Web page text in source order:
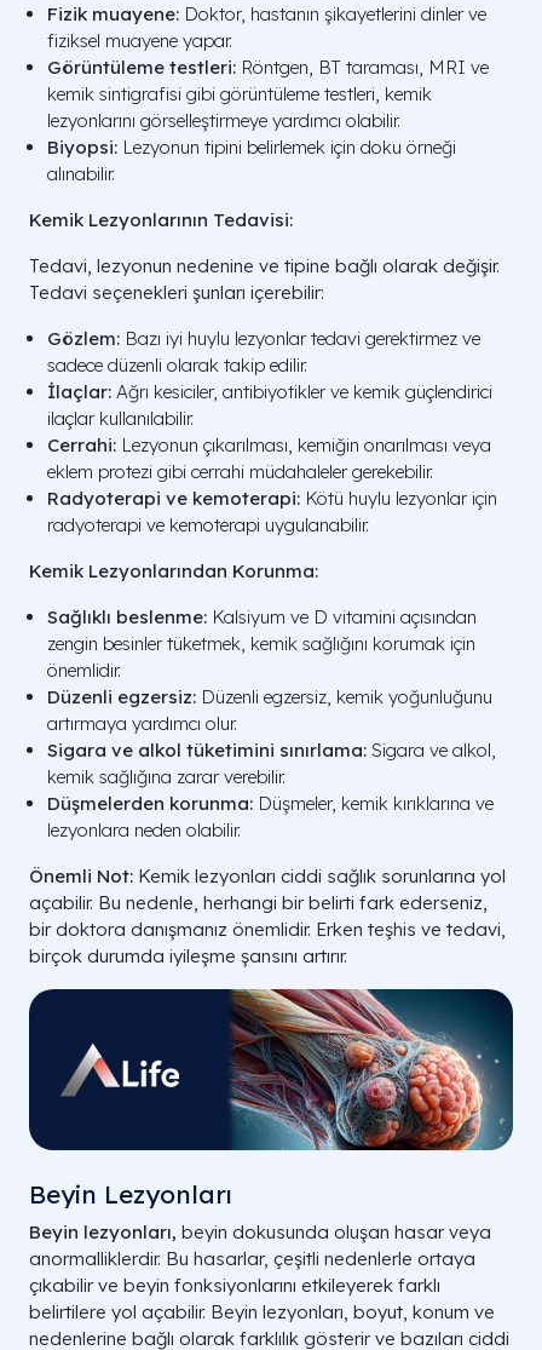
Fizik muayene: Doktor, hastanın şikayetlerini dinler ve
fiziksel muayene yapar.
Görüntüleme testleri: Röntgen, BT taraması, MRI ve
kemik sintigrafisi gibi görüntüleme testleri, kemik
lezyonlarını görselleştirmeye yardımcı olabilir.
Biyopsi: Lezyonun tipini belirlemek için doku örneği
alınabilir.
Kemik Lezyonlarının Tedavisi:
Tedavi, lezyonun nedenine ve tipine bağlı olarak değişir.
Tedavi seçenekleri şunları içerebilir:
Gözlem: Bazı iyi huylu lezyonlar tedavi gerektirmez ve
sadece düzenli olarak takip edilir.
İlaçlar: Ağrı kesiciler, antibiyotikler ve kemik güçlendirici
ilaçlar kullanılabilir.
Cerrahi: Lezyonun çıkarılması, kemiğin onarılması veya
eklem protezi gibi cerrahi müdahaleler gerekebilir.
Radyoterapi ve kemoterapi: Kötü huylu lezyonlar için
radyoterapi ve kemoterapi uygulanabilir.
Kemik Lezyonlarından Korunma:
Sağlıklı beslenme: Kalsiyum ve D vitamini açısından
zengin besinler tüketmek, kemik sağlığını korumak için
önemlidir.
Düzenli egzersiz: Düzenli egzersiz, kemik yoğunluğunu
artırmaya yardımcı olur.
Sigara ve alkol tüketimini sınırlama: Sigara ve alkol,
kemik sağlığına zarar verebilir.
Düşmelerden korunma: Düşmeler, kemik kırıklarına ve
lezyonlara neden olabilir.
Önemli Not: Kemik lezyonları ciddi sağlık sorunlarına yol
açabilir. Bu nedenle, herhangi bir belirti fark ederseniz,
bir doktora danışmanız önemlidir. Erken teşhis ve tedavi,
birçok durumda iyileşme şansını artırır.
Beyin Lezyonları
Beyin lezyonları, beyin dokusunda oluşan hasar veya
anormalliklerdir. Bu hasarlar, çeşitli nedenlerle ortaya
çıkabilir ve beyin fonksiyonlarını etkileyerek farklı
belirtilere yol açabilir. Beyin lezyonları, boyut, konum ve
nedenlerine bağlı olarak farklılık gösterir ve bazıları ciddi